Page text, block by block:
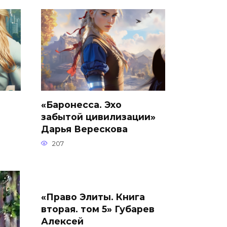
«Баронесса. Эхо
забытой цивилизации»
Дарья Верескова
207
«Право Элиты. Книга
вторая. том 5» Губарев
Алексей